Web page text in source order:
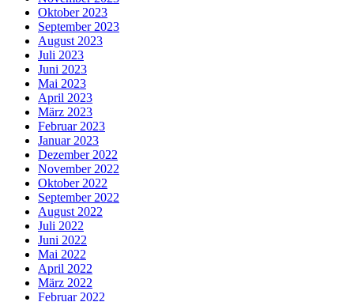
Oktober 2023
September 2023
August 2023
Juli 2023
Juni 2023
Mai 2023
April 2023
März 2023
Februar 2023
Januar 2023
Dezember 2022
November 2022
Oktober 2022
September 2022
August 2022
Juli 2022
Juni 2022
Mai 2022
April 2022
März 2022
Februar 2022